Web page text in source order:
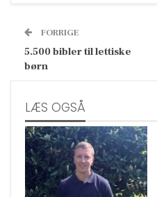
FORRIGE
5.500 bibler til lettiske
børn
LÆS OGSÅ